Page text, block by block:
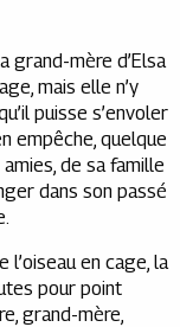
grand-mère d’Elsa
mais elle n’y
puisse s’envoler
empêche, quelque
de sa famille
dans son passé
en cage, la
pour point
grand-mère,